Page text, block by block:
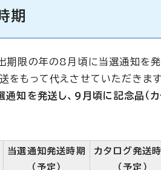
期
期限の年の8月頃に当選通知を発
をもって代えさせていただきます
知を発送し、9月頃に記念品（カ
当選通知発送時期
（予定）
カタログ発送
（予定）